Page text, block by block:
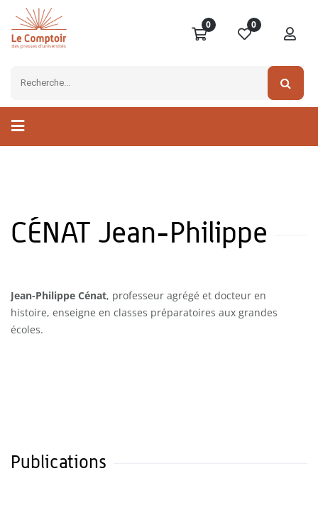
0 0
CÉNAT Jean-Philippe
Jean-Philippe Cénat, professeur agrégé et docteur en
histoire, enseigne en classes préparatoires aux grandes
écoles.
Publications